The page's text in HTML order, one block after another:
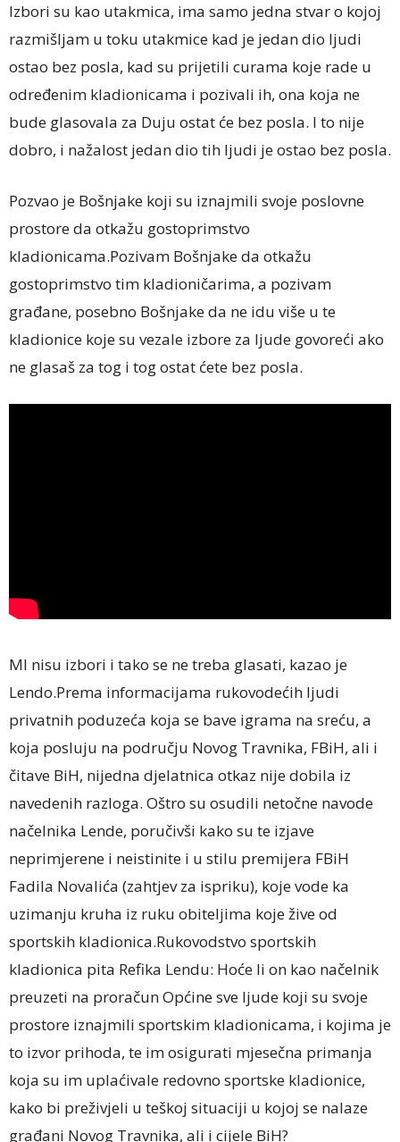
Izbori su kao utakmica, ima samo jedna stvar o kojoj
razmišljam u toku utakmice kad je jedan dio ljudi
ostao bez posla, kad su prijetili curama koje rade u
određenim kladionicama i pozivali ih, ona koja ne
bude glasovala za Duju ostat će bez posla. I to nije
dobro, i nažalost jedan dio tih ljudi je ostao bez posla.
Pozvao je Bošnjake koji su iznajmili svoje poslovne
prostore da otkažu gostoprimstvo
kladionicama.Pozivam Bošnjake da otkažu
gostoprimstvo tim kladioničarima, a pozivam
građane, posebno Bošnjake da ne idu više u te
kladionice koje su vezale izbore za ljude govoreći ako
ne glasaš za tog i tog ostat ćete bez posla.
MI nisu izbori i tako se ne treba glasati, kazao je
Lendo.Prema informacijama rukovodećih ljudi
privatnih poduzeća koja se bave igrama na sreću, a
koja posluju na području Novog Travnika, FBiH, ali i
čitave BiH, nijedna djelatnica otkaz nije dobila iz
navedenih razloga. Oštro su osudili netočne navode
načelnika Lende, poručivši kako su te izjave
neprimjerene i neistinite i u stilu premijera FBiH
Fadila Novalića (zahtjev za ispriku), koje vode ka
uzimanju kruha iz ruku obiteljima koje žive od
sportskih kladionica.Rukovodstvo sportskih
kladionica pita Refika Lendu: Hoće li on kao načelnik
preuzeti na proračun Općine sve ljude koji su svoje
prostore iznajmili sportskim kladionicama, i kojima je
to izvor prihoda, te im osigurati mjesečna primanja
koja su im uplaćivale redovno sportske kladionice,
kako bi preživjeli u teškoj situaciji u kojoj se nalaze
građani Novog Travnika, ali i cijele BiH?